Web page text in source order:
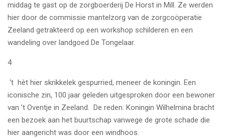
middag te gast op de zorgboerderij De Horst in Mill. Ze werden
hier door de commissie mantelzorg van de zorgcoöperatie
Zeeland getrakteerd op een workshop schilderen en een
wandeling over landgoed De Tongelaar.
4
‘t hèt hier skrikkelek gespurried, meneer de koningin. Een
iconische zin, 100 jaar geleden uitgesproken door een bewoner
van ’t Oventje in Zeeland. De reden: Koningin Wilhelmina bracht
een bezoek aan het buurtschap vanwege de grote schade die
hier aangericht was door een windhoos.